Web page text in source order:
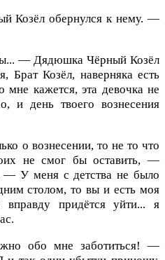
Козёл обернулся к нему. —
— Дядюшка Чёрный Козёл
Брат Козёл, наверняка есть
мне кажется, эта девочка не
и день твоего вознесения
о вознесении, то не то что
не смог бы оставить, —
— У меня с детства не было
столом, то вы и есть моя
придётся уйти... я
обо мне заботиться! —